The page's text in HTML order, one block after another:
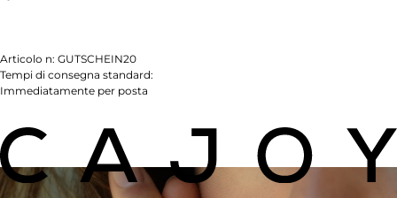
Articolo n: GUTSCHEIN20
Tempi di consegna standard:
Immediatamente per posta